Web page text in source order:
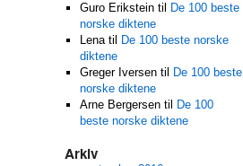
Guro Eriksteintil
De 100 beste
norske diktene
Lenatil
De 100 beste norske
diktene
Greger Iversentil
De 100 beste
norske diktene
Arne Bergersentil
De 100
beste norske diktene
Arkiv